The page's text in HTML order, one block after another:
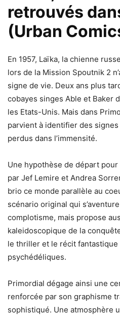
retrouvés
(Urban
En 1957, Laïka, la chienne
lors de la Mission Spoutnik 2
signe de vie. Deux ans plus
cobayes singes Able et Baker
les Etats-Unis. Mais dans
parvient à identifier des
perdus dans l’immensité.
Une hypothèse de départ
par Jef Lemire et Andrea
brio ce monde parallèle au
scénario original qui
complotisme, mais propose
kaleidoscopique de la
le thriller et le récit fantastique
psychédéliques.
Primordial dégage ainsi une
renforcée par son graphisme
sophistiqué. Une atmosphère